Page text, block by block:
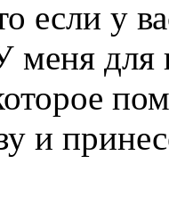
если у
для
и